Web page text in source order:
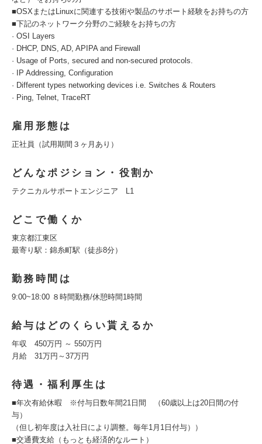
■OSXまたはLinuxに関連する技術や製品のサポート経験をお持ちの方
■下記のネットワーク分野のご経験をお持ちの方
· OSI Layers
· DHCP, DNS, AD, APIPA and Firewall
· Usage of Ports, secured and non-secured protocols.
· IP Addressing, Configuration
· Different types networking devices i.e. Switches & Routers
· Ping, Telnet, TraceRT
雇用形態は
正社員（試用期間３ヶ月あり）
どんなポジション・役割か
テクニカルサポートエンジニア L1
どこで働くか
東京都江東区
最寄り駅：錦糸町駅（徒歩8分）
勤務時間は
9:00~18:00 ８時間勤務/休憩時間1時間
給与はどのくらい貰えるか
年収 450万円 ～ 550万円
月給 31万円～37万円
待遇・福利厚生は
■年次有給休暇 ※付与日数年間21日間 （60歳以上は20日間の付
与）
（但し初年度は入社日により調整。毎年1月1日付与））
■交通費支給（もっとも経済的なルート）